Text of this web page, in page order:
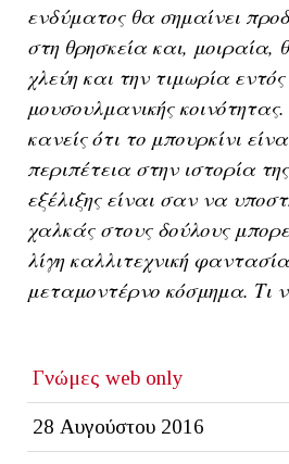
ενδύματος θα σημαίνει
στη θρησκεία και, μοιραία,
χλεύη και την τιμωρία εντός
μουσουλμανικής
κανείς ότι το μπουρκίνι
περιπέτεια στην ιστορία
εξέλιξης είναι σαν να
χαλκάς στους δούλους
λίγη καλλιτεχνική
μεταμοντέρνο κόσμημα. Τι
Γνώμες web only
28 Αυγούστου 2016